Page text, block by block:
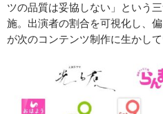
ツの品質は妥協しない」という
施。出演者の割合を可視化し、
が次のコンテンツ制作に生かして